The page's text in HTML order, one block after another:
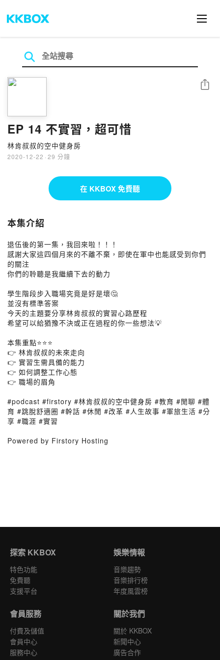
EP 14 不實習，超可惜
林肯叔叔的空中健身房
2020-12-22 · 29 分鐘
分享
在 KKBOX 免費聽
本集介紹
退伍後的第一集，我回來啦！！！
感謝大家這四個月來的不離不棄，即使在軍中也能感受到你們
的關注
你們的聆聽是我繼續下去的動力
學生階段步入職場究竟是好是壞🤔
並沒有標準答案
今天的主題要分享林肯叔叔的實習心路歷程
希望可以給猶豫不決或正在過程的你一些想法💡
本集重點⭐️⭐️⭐️
👉 林肯叔叔的未來走向
👉 實習生需具備的能力
👉 如何調整工作心態
👉 職場的眉角
#podcast #firstory #林肯叔叔的空中健身房 #教育 #閒聊 #體
育 #跳脫舒適圈 #幹話 #休閒 #改革 #人生故事 #軍旅生活 #分
享 #職涯 #實習
Powered by Firstory Hosting
探索 KKBOX
特色功能
免費聽
支援平台
娛樂情報
音樂趨勢
音樂排行榜
年度風雲榜
會員服務
付費及儲值
會員中心
服務中心
關於我們
關於 KKBOX
新聞中心
廣告合作